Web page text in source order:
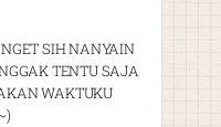
SIH NANYAIN
TENTU SAJA
WAKTUKU